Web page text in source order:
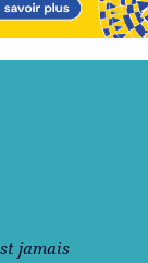
jamais